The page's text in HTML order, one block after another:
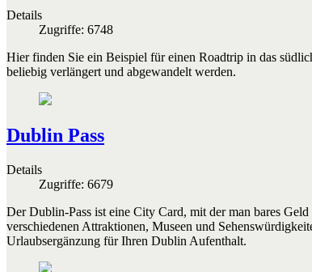
Details
Zugriffe: 6748
Hier finden Sie ein Beispiel für einen Roadtrip in das
beliebig verlängert und abgewandelt werden.
Dublin Pass
Details
Zugriffe: 6679
Der Dublin-Pass ist eine City Card, mit der man bares
verschiedenen Attraktionen, Museen und
Urlaubsergänzung für Ihren Dublin Aufenthalt.